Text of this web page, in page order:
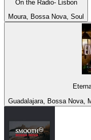
On the Radio- Lisbon
Moura, Bossa Nova, Soul
Guadalajara, Bossa Nova,